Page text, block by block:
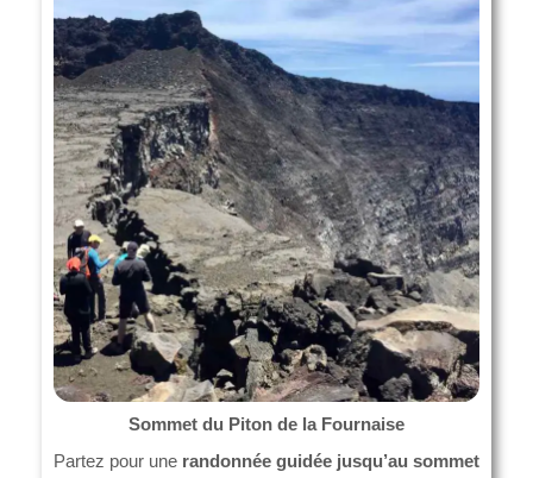
Sommet du Piton de la Fournaise
Partez pour une randonnée guidée jusqu’au sommet